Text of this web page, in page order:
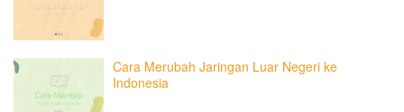
Cara Merubah Jaringan Luar Negeri ke
Indonesia